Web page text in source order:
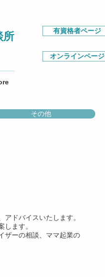
所 有資格者ページ
オンラインページ
その他
ドバイスいたします。
します。
ザーの相談、ママ起業の